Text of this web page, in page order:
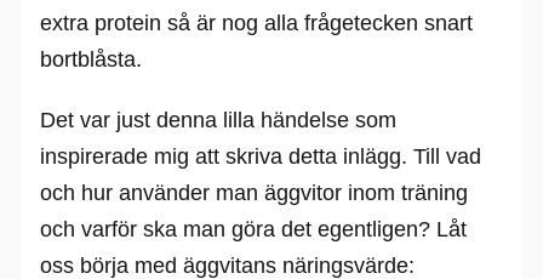
extra protein så är nog alla frågetecken snart
bortblåsta.
Det var just denna lilla händelse som
inspirerade mig att skriva detta inlägg. Till vad
och hur använder man äggvitor inom träning
och varför ska man göra det egentligen? Låt
oss börja med äggvitans näringsvärde: